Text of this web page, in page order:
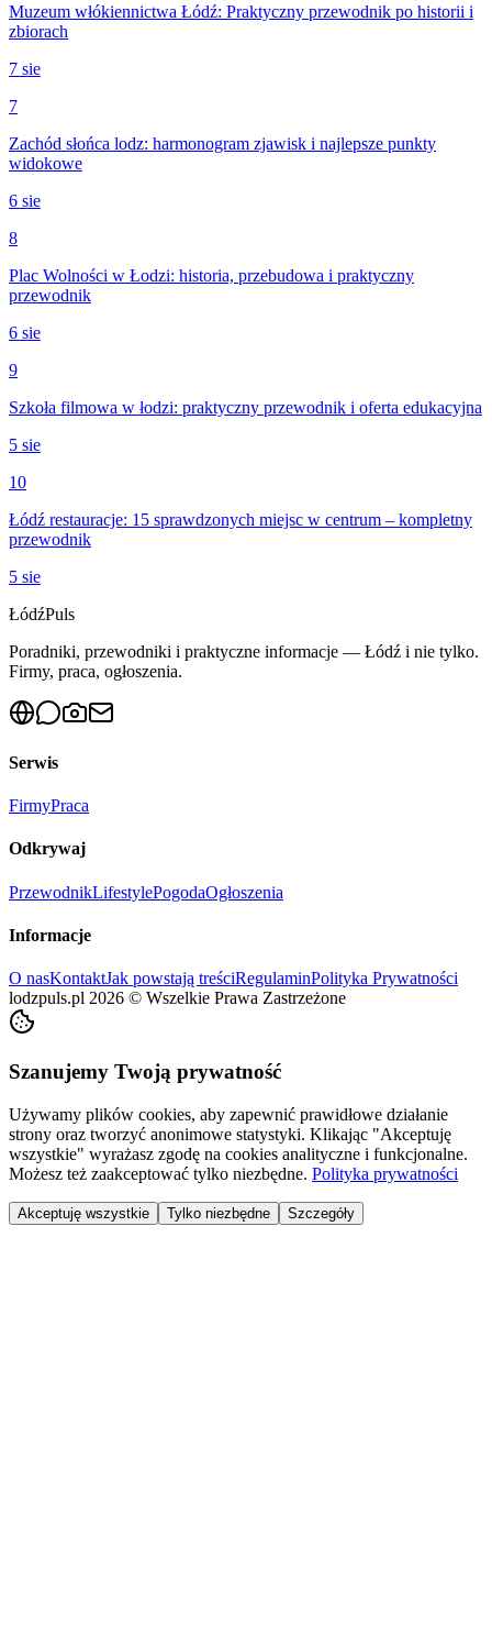
Muzeum włókiennictwa Łódź: Praktyczny przewodnik po historii i
zbiorach
7 sie
7
Zachód słońca lodz: harmonogram zjawisk i najlepsze punkty
widokowe
6 sie
8
Plac Wolności w Łodzi: historia, przebudowa i praktyczny
przewodnik
6 sie
9
Szkoła filmowa w łodzi: praktyczny przewodnik i oferta edukacyjna
5 sie
10
Łódź restauracje: 15 sprawdzonych miejsc w centrum – kompletny
przewodnik
5 sie
ŁódźPuls
Poradniki, przewodniki i praktyczne informacje — Łódź i nie tylko.
Firmy, praca, ogłoszenia.
Serwis
FirmyPraca
Odkrywaj
PrzewodnikLifestylePogodaOgłoszenia
Informacje
O nasKontaktJak powstają treściRegulaminPolityka Prywatności
lodzpuls.pl 2026 © Wszelkie Prawa Zastrzeżone
Szanujemy Twoją prywatność
Używamy plików cookies, aby zapewnić prawidłowe działanie
strony oraz tworzyć anonimowe statystyki. Klikając "Akceptuję
wszystkie" wyrażasz zgodę na cookies analityczne i funkcjonalne.
Możesz też zaakceptować tylko niezbędne. Polityka prywatności
Akceptuję wszystkie Tylko niezbędne Szczegóły